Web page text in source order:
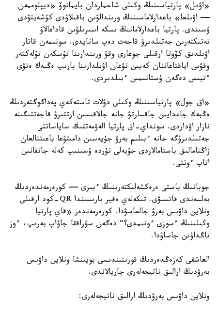
«اۋىل» پارتياسىنىڭ وكىلى شاحماردان بايمانوۆ «ديپلوممەن
— اۋىلعا» باعدارلاماسىنىڭ ورىندالۋىن باقىلاۋدى كۇشەيتۋدى
ۇسىندى. پارتيا باعدارلامانىڭ ىسكە اسىرىلۋىن قاداعالاۋ
تەتىكتەرىن جەتىلدىرۋ قاجەت دەپ سانايدى. سونىمەن قاتار
اۋىلدىق كۆوتا ارقىلى جوعارى وقۋ ورىندارىنا تۇسكەن تۇلەكتەر
وقۋىن اياقتاعاننان كەيىن تۋعان اۋىلدارىنا بارىپ ەڭبەك ەتۋى
ءتيىس دەگەن ۇستانىمىن ءبىلدىردى.
«اق جول» پارتياسىنىڭ وكىلى دۋلات تاستەكەي پەداگوگتەردىڭ
ەڭبەك جاعدايىن جاقسارتۋ جانە جالاقىسىن ارتتىرۋ قاجەتتىگىنە
نازار اۋداردى. سونداي-اق پارتيا الەۋمەتتىك ساياساتتى
جەتىلدىرۋگە جانە ءبىلىم بەرۋ جۇيەسىن دامىتۋعا باعىتتالعان
زاڭنامالىق باستامالاردى جۇيەلى تۇردە ۇسىنىپ كەلە جاتقانىن
اتاپ ءوتتى.
جوبانىڭ باستى ەرەكشەلىكتەرىنىڭ ءبىرى — كورەرمەندەردىڭ
بەلسەندى قاتىسۋى. تىكەلەي ەفير بارىسىندا QR-كود ارقىلى
ونلاين داۋىس بەرۋ جالعاسۋدا. كورەرمەندەر «قاي پارتيا
وكىلىنىڭ ءسوزى ءوتىمدى؟“ دەگەن سۇراققا جاۋاپ بەرىپ، ءوز
تاڭداۋىن جاساۋدا.
العاشقى كەزەڭدەردىڭ قورىتىندىسى بويىنشا ونلاين داۋىس
بەرۋدىڭ ارالىق ناتيجەلەرى جاريالاندى.
ونلاين داۋىس بەرۋدىڭ ارالىق ناتيجەلەرى: